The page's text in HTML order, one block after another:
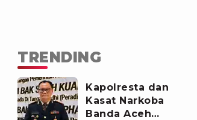
TRENDING
Kapolresta dan
Kasat Narkoba
Banda Aceh